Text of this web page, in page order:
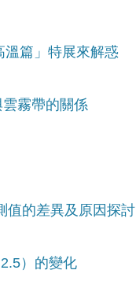
溫篇」特展來解惑
霧帶的關係
值的差異及原因探討
）的變化